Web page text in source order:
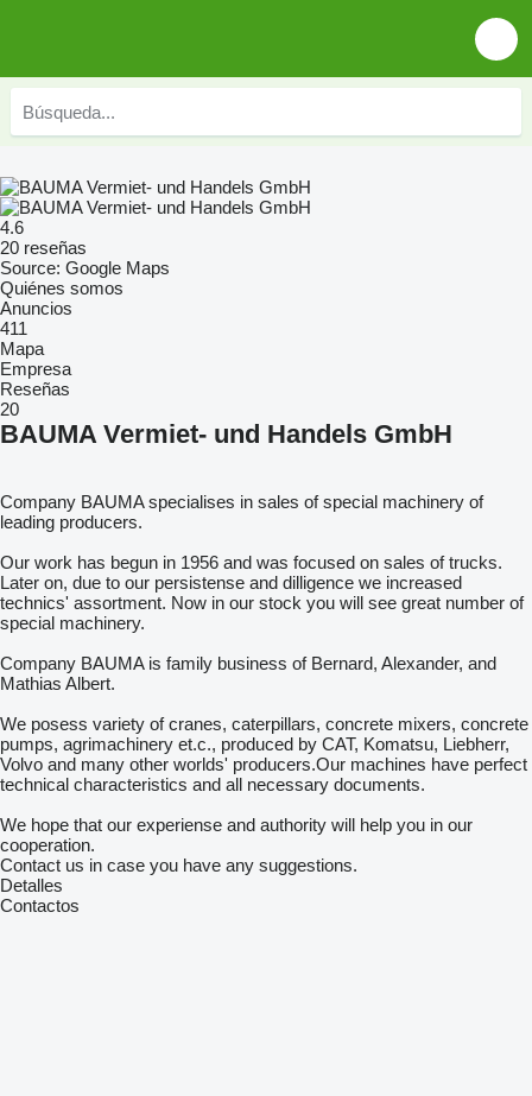
4.6
20 reseñas
Source: Google Maps
Quiénes somos
Anuncios
411
Mapa
Empresa
Reseñas
20
BAUMA Vermiet- und Handels GmbH
Company BAUMA specialises in sales of special machinery of
leading producers.
Our work has begun in 1956 and was focused on sales of trucks.
Later on, due to our persistense and dilligence we increased
technics' assortment. Now in our stock you will see great number of
special machinery.
Company BAUMA is family business of Bernard, Alexander, and
Mathias Albert.
We posess variety of cranes, caterpillars, concrete mixers, concrete
pumps, agrimachinery et.c., produced by CAT, Komatsu, Liebherr,
Volvo and many other worlds' producers.Our machines have perfect
technical characteristics and all necessary documents.
We hope that our experiense and authority will help you in our
cooperation.
Contact us in case you have any suggestions.
Detalles
Contactos